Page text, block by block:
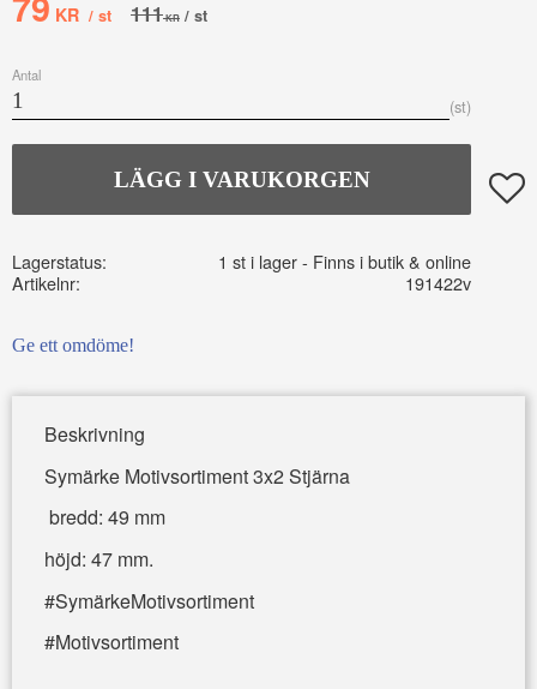
KR / st Ordinarie pris:
111KR / st
Antal
st
Lägg
Lagerstatus
1 st i lager
Artikelnr
191422v
Ge ett omdöme!
Beskrivning
Symärke Motivsortiment 3x2 Stjärna
bredd: 49 mm
höjd: 47 mm.
#SymärkeMotivsortiment
#Motivsortiment